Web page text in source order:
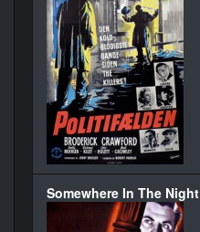
Somewhere In The Night